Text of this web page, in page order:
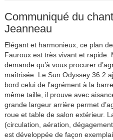
Communiqué du
Jeanneau
Elégant et harmonieux, ce plan
Fauroux est très vivant et rapide.
demande qu’à vous procurer
maîtrisée. Le Sun Odyssey 36.2
bord celui de l’agrément à la
même taille, il prouve avec
grande largeur arrière permet
roue et table de salon extérieur.
(circulation, aération,
est développée de façon